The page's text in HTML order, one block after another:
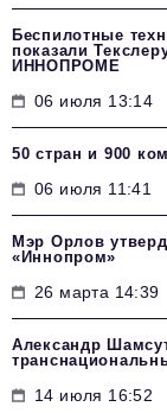
Беспилотные
показали
ИННОПРОМЕ
06 июля 13:14
50 стран и 900
06 июля 11:41
Мэр Орлов
«Иннопром»
26 марта 14:39
Александр
14 июля 16:52